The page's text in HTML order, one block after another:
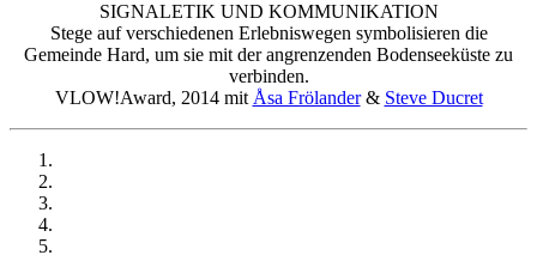
SIGNALETIK UND KOMMUNIKATION
Stege auf verschiedenen Erlebniswegen symbolisieren die
Gemeinde Hard, um sie mit der angrenzenden Bodenseeküste zu
verbinden.
VLOW!Award, 2014 mit Åsa Frölander& Steve Ducret